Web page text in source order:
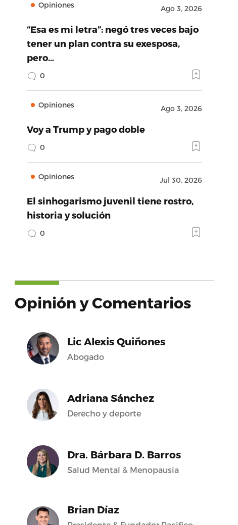
Opiniones Ago 3, 2026
“Esa es mi letra”: negó tres veces bajo
tener un plan contra su exesposa,
pero…
0
Opiniones Ago 3, 2026
Voy a Trump y pago doble
0
Opiniones Jul 30, 2026
El sinhogarismo juvenil tiene rostro,
historia y solución
0
Opinión y Comentarios
Lic Alexis Quiñones
Abogado
Adriana Sánchez
Derecho y deporte
Dra. Bárbara D. Barros
Salud Mental & Menopausia
Brian Díaz